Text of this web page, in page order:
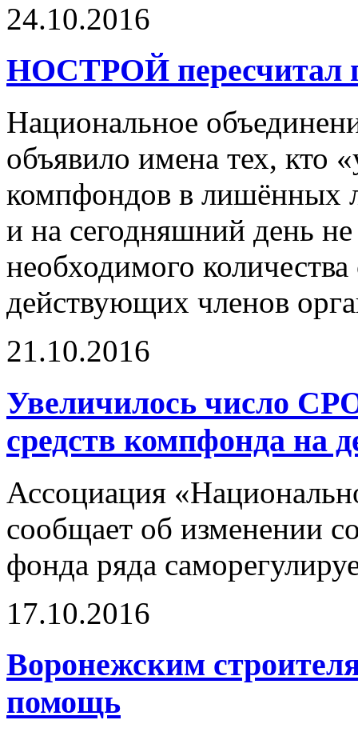
24.10.2016
НОСТРОЙ пересчитал
Национальное
объявило имена тех, кто
компфондов в лишённых
и на сегодняшний день
необходимого количества
действующих членов
21.10.2016
Увеличилось число
средств компфонда на
Ассоциация
сообщает об изменении
фонда ряда
17.10.2016
Воронежским
помощь